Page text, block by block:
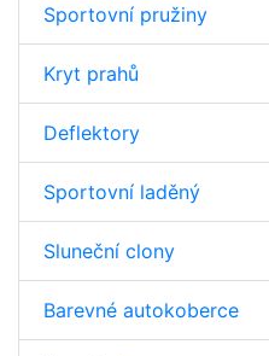
Sportovní pružiny
Kryt prahů
Deflektory
Sportovní laděný
Sluneční clony
Barevné autokoberce